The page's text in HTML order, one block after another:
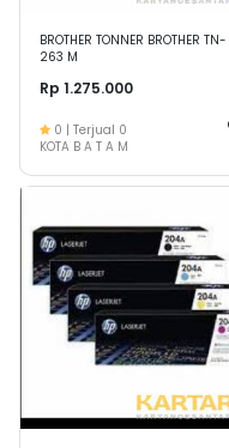
BROTHER TONNER BROTHER TN-
263 M
Rp 1.275.000
0 | Terjual 0
KOTA B A T A M